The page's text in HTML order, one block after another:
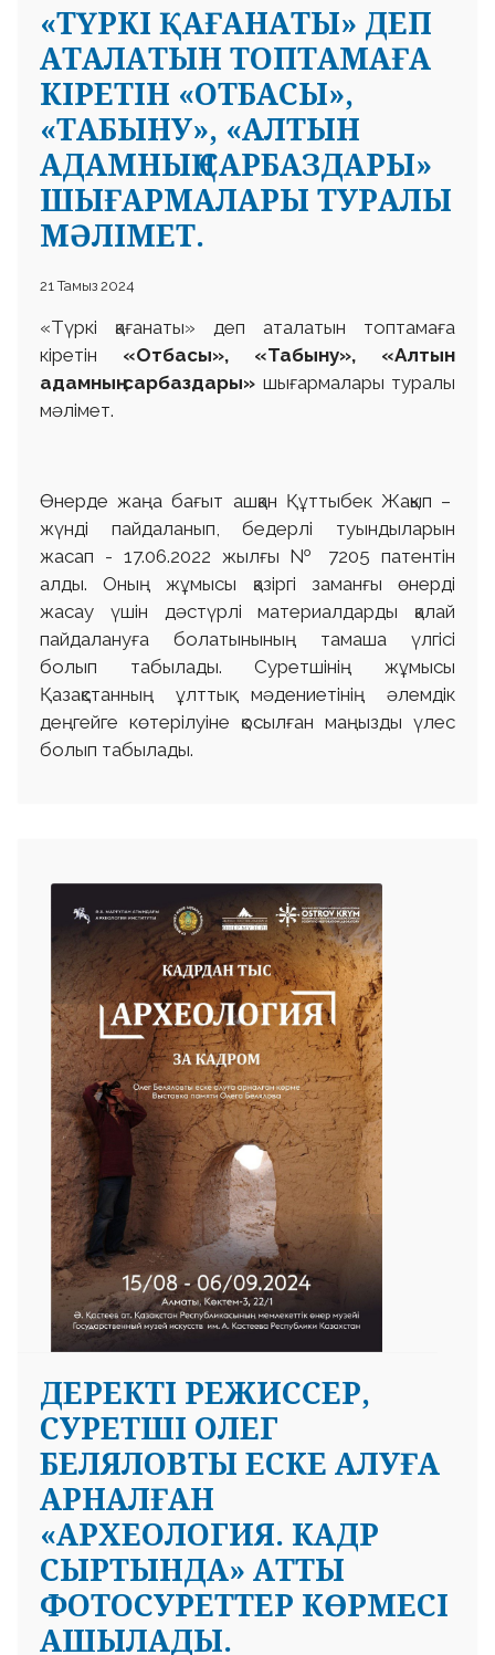
«ТҮРКІ ҚАҒАНАТЫ» ДЕП
АТАЛАТЫН ТОПТАМАҒА
КІРЕТІН «ОТБАСЫ»,
«ТАБЫНУ», «АЛТЫН
АДАМНЫҢ САРБАЗДАРЫ»
ШЫҒАРМАЛАРЫ ТУРАЛЫ
МӘЛІМЕТ.
21 Тамыз 2024
«Түркі қағанаты» деп аталатын топтамаға
кіретін «Отбасы», «Табыну», «Алтын
адамның сарбаздары» шығармалары туралы
мәлімет.
Өнерде жаңа бағыт ашқан Құттыбек Жақып –
жүнді пайдаланып, бедерлі туындыларын
жасап - 17.06.2022 жылғы № 7205 патентін
алды. Оның жұмысы қазіргі заманғы өнерді
жасау үшін дәстүрлі материалдарды қалай
пайдалануға болатынының тамаша үлгісі
болып табылады. Суретшінің жұмысы
Қазақстанның ұлттық мәдениетінің әлемдік
деңгейге көтерілуіне қосылған маңызды үлес
болып табылады.
ДЕРЕКТІ РЕЖИССЕР,
СУРЕТШІ ОЛЕГ
БЕЛЯЛОВТЫ ЕСКЕ АЛУҒА
АРНАЛҒАН
«АРХЕОЛОГИЯ. КАДР
СЫРТЫНДА» АТТЫ
ФОТОСУРЕТТЕР КӨРМЕСІ
АШЫЛАДЫ.